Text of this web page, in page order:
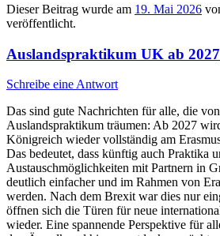
Dieser Beitrag wurde am 19. Mai 2026
veröffentlicht.
Auslandspraktikum UK ab 2027
Schreibe eine Antwort
Das sind gute Nachrichten für alle, die
Auslandspraktikum träumen: Ab 2027
Königreich wieder vollständig am
Das bedeutet, dass künftig auch Praktika
Austauschmöglichkeiten mit Partnern in
deutlich einfacher und im Rahmen von
werden. Nach dem Brexit war dies nur
öffnen sich die Türen für neue
wieder. Eine spannende Perspektive für